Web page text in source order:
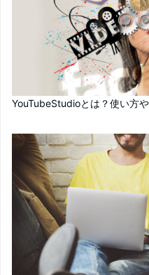
YouTubeStudioとは？使い方